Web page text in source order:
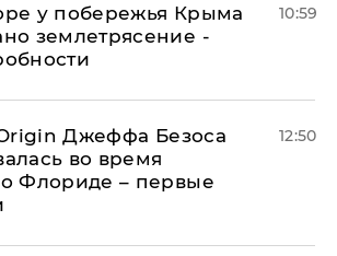
у побережья Крыма
землетрясение -
10:59
Джеффа Безоса
во время
Флориде – первые
12:50